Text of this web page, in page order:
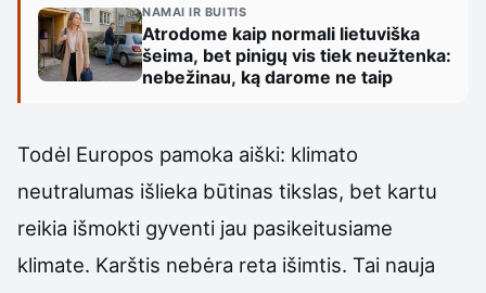
NAMAI IR BUITIS
Atrodome kaip normali lietuviška
šeima, bet pinigų vis tiek neužtenka:
nebežinau, ką darome ne taip
Todėl Europos pamoka aiški: klimato
neutralumas išlieka būtinas tikslas, bet kartu
reikia išmokti gyventi jau pasikeitusiame
klimate. Karštis nebėra reta išimtis. Tai nauja